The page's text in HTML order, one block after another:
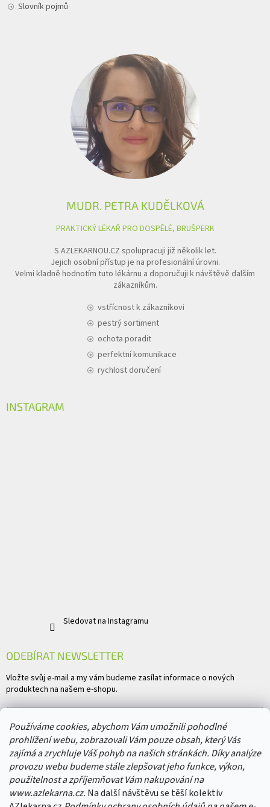
Používáme cookies, abychom Vám umožnili pohodlné
prohlížení webu, zobrazovali Vám pouze obsah, který Vás
zajímá a zrychluje Váš pohyb na našich stránkách. Díky analýze
provozu webu budeme stále zlepšovat jeho funkce, výkon,
použitelnost a zpříjemňovat Vám nakupování na
www.azlekarna.cz. Na další návštěvu se těší kolektiv
Slovník pojmů
MUDR. PETRA KUDĚLKOVÁ
PRAKTICKÝ LÉKAŘ PRO DOSPĚLÉ, BRUŠPERK
S AZLEKARNOU.CZ spolupracuji již několik let.
Jejich osobní přístup je na profesionální úrovni.
Velmi kladně hodnotím tuto lékárnu a doporučuji k návštěvě dalším
zákazníkům.
vstřícnost k zákazníkovi
pestrý sortiment
ochota poradit
perfektní komunikace
rychlost doručení
INSTAGRAM
Sledovat na Instagramu
ODEBÍRAT NEWSLETTER
Vložte svůj e-mail a my vám budeme zasílat informace o nových
produktech na našem e-shopu.
Vložením e-mailu souhlasíte spodmínkami ochrany osobních údajů
PŘIHLÁSIT SE